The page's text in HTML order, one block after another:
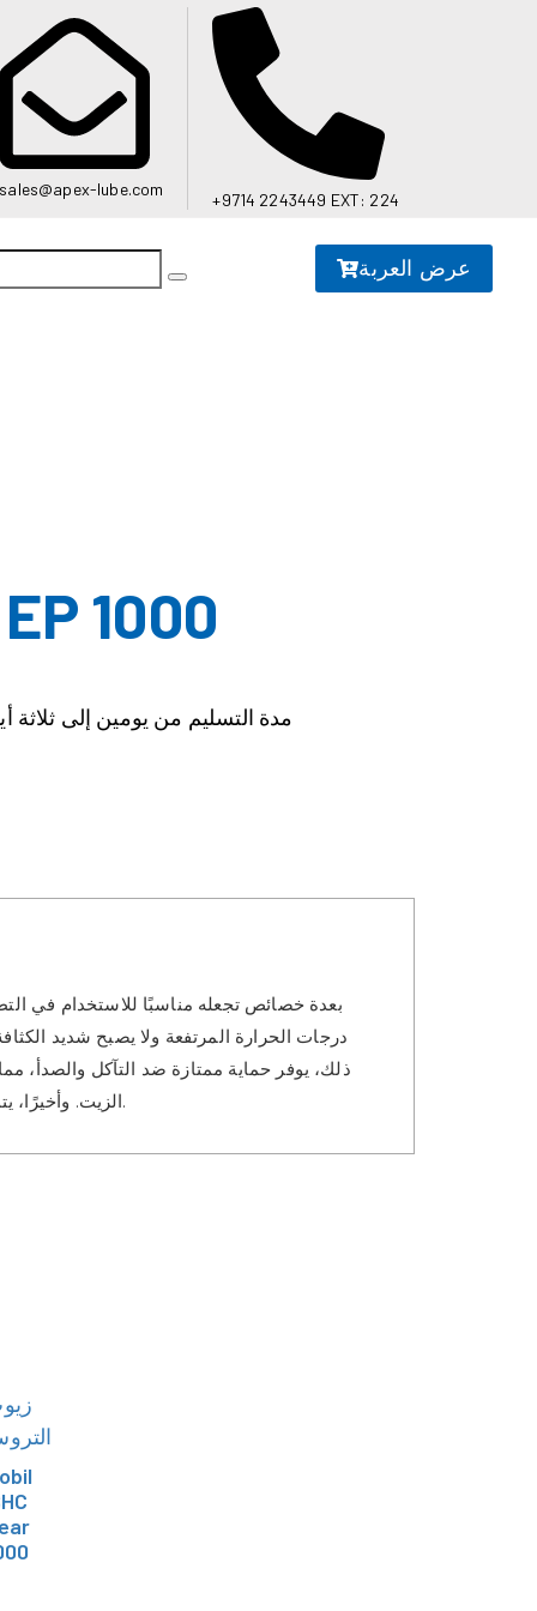
sales@apex-lube.com
+9714 2243449 EXT: 224
عرض العربة
1000
مدة التسليم من يومين إلى ثلاثة
درجات الحرارة المرتفعة ولا يصبح شديد
ذلك، يوفر حماية ممتازة ضد التآكل والصدأ،
الزيت. وأخيرًا، يتميز بخصائص فصل جيدة للماء، مما يعني أنه قادر على فصل الماء عن الزيت بسرعة، مما يجعله أكثر مقاومة للتلوث والتآكل.